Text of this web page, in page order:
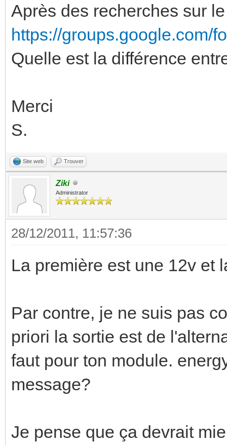
Après des recherches sur
https://groups.google.com/
Quelle est la différence
Merci
S.
Site web Trouver
Ziki
Administrator
28/12/2011, 11:57:36
La première est une 12v et
Par contre, je ne suis pas
priori la sortie est de
faut pour ton module.
message?
Je pense que ça devrait